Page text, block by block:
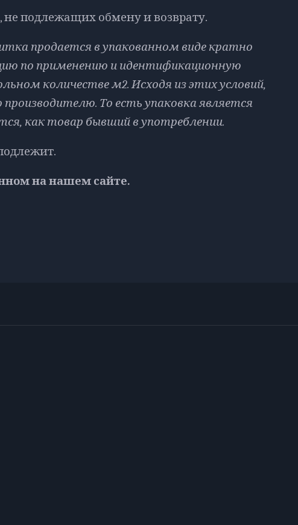
не подлежащих обмену и возврату.
продается в упакованном виде кратно
по применению и идентификационную
количестве м2. Исходя из этих условий,
То есть упаковка является
как товар бывший в употреблении.
на нашем сайте.